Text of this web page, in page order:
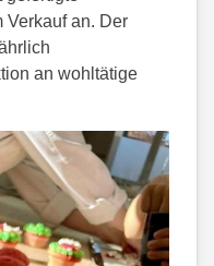
Verkauf an. Der
an wohltätige